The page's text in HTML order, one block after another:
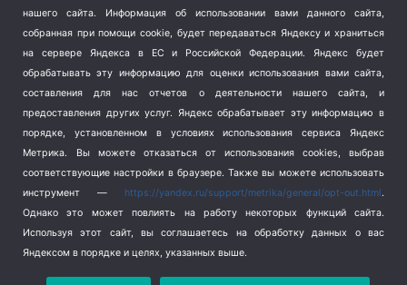
Школа и спорт (2)
Экология (8)
Экономика (1172)
Copyright © 2026
нашего сайта. Информация об использовании вами данного сайта,
собранная при помощи cookie, будет передаваться Яндексу и храниться
на сервере Яндекса в ЕС и Российской Федерации. Яндекс будет
обрабатывать эту информацию для оценки использования вами сайта,
составления для нас отчетов о деятельности нашего сайта, и
предоставления других услуг. Яндекс обрабатывает эту информацию в
порядке, установленном в условиях использования сервиса Яндекс
Метрика.
Вы можете отказаться от использования cookies, выбрав
соответствующие настройки в браузере. Также вы можете использовать
инструмент — https://yandex.ru/support/metrika/general/opt-out.html.
Однако это может повлиять на работу некоторых функций сайта.
Используя этот сайт, вы соглашаетесь на обработку данных о вас
Яндексом в порядке и целях, указанных выше.